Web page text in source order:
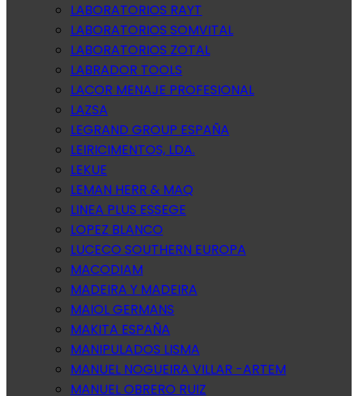
LABORATORIOS RAYT
LABORATORIOS SOMVITAL
LABORATORIOS ZOTAL
LABRADOR TOOLS
LACOR MENAJE PROFESIONAL
LAZSA
LEGRAND GROUP ESPAÑA
LEIRICIMENTOS, LDA.
LEKUE
LEMAN HERR & MAQ
LINEA PLUS ESSEGE
LOPEZ BLANCO
LUCECO SOUTHERN EUROPA
MACODIAM
MADEIRA Y MADEIRA
MAIOL GERMANS
MAKITA ESPAÑA
MANIPULADOS LISMA
MANUEL NOGUEIRA VILLAR -ARTEM
MANUEL OBRERO RUIZ